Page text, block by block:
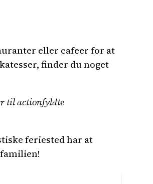
eller cafeer for at
finder du noget
til actionfyldte
feriested har at